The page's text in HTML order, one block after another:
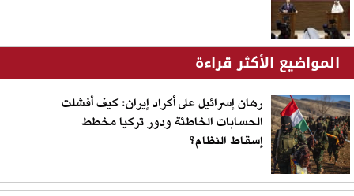
المواضيع الأكثر قراءة
رهان إسرائيل على أكراد إيران: كيف أفشلت
الحسابات الخاطئة ودور تركيا مخطط
إسقاط النظام؟